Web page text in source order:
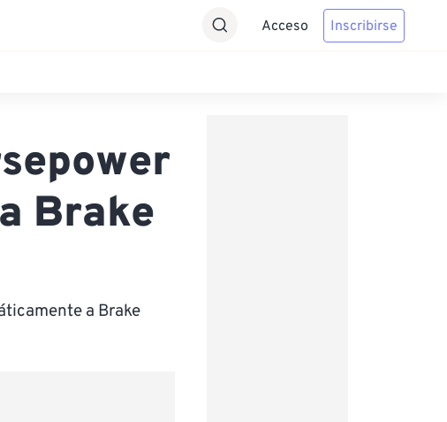
Acceso Inscribirse
Brake
a Brake